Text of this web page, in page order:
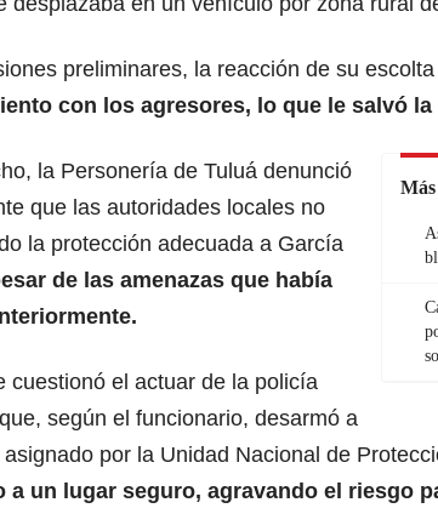
preliminares, la reacción de su escolta
con los agresores, lo que le salvó la
la Personería de Tuluá denunció
que las autoridades locales no
la protección adecuada a García
de las amenazas que había
cuestionó el actuar de la policía
según el funcionario, desarmó a
por la Unidad Nacional de
a un lugar seguro, agravando el riesgo